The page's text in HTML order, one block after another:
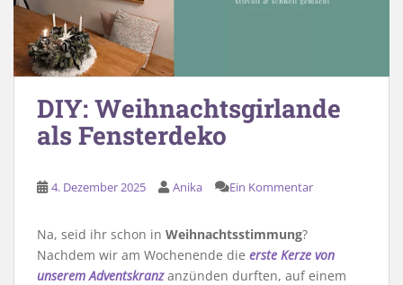
DIY: Weihnachtsgirlande
als Fensterdeko
4. Dezember 2025 Anika Ein Kommentar
Na, seid ihr schon in Weihnachtsstimmung?
Nachdem wir am Wochenende die erste Kerze von
unserem Adventskranzanzünden durften, auf einem